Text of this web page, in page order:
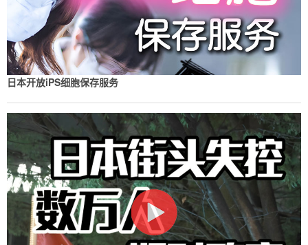
日本开放iPS细胞保存服务